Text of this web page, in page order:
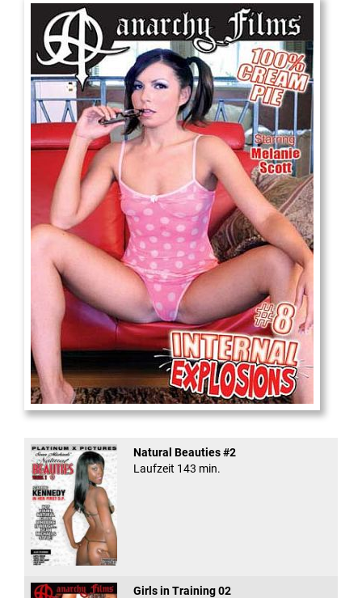
Internal Explosionen
Natural Beauties #2
Laufzeit 143 min.
Girls in Training 02